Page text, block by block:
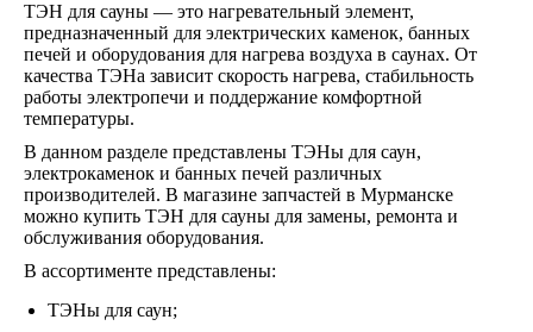
ТЭН для сауны — это нагревательный элемент,
предназначенный для электрических каменок, банных
печей и оборудования для нагрева воздуха в саунах. От
качества ТЭНа зависит скорость нагрева, стабильность
работы электропечи и поддержание комфортной
температуры.
В данном разделе представлены ТЭНы для саун,
электрокаменок и банных печей различных
производителей. В магазине запчастей в Мурманске
можно купить ТЭН для сауны для замены, ремонта и
обслуживания оборудования.
В ассортименте представлены:
ТЭНы для саун;